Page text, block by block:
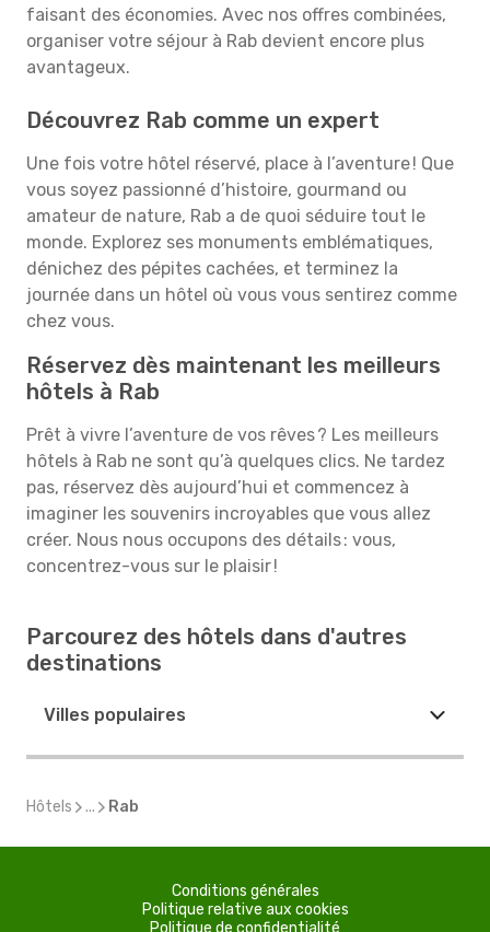
faisant des économies. Avec nos offres combinées,
organiser votre séjour à Rab devient encore plus
avantageux.
Découvrez Rab comme un expert
Une fois votre hôtel réservé, place à l’aventure ! Que
vous soyez passionné d’histoire, gourmand ou
amateur de nature, Rab a de quoi séduire tout le
monde. Explorez ses monuments emblématiques,
dénichez des pépites cachées, et terminez la
journée dans un hôtel où vous vous sentirez comme
chez vous.
Réservez dès maintenant les meilleurs
hôtels à Rab
Prêt à vivre l’aventure de vos rêves ? Les meilleurs
hôtels à Rab ne sont qu’à quelques clics. Ne tardez
pas, réservez dès aujourd’hui et commencez à
imaginer les souvenirs incroyables que vous allez
créer. Nous nous occupons des détails : vous,
concentrez-vous sur le plaisir !
Parcourez des hôtels dans d'autres
destinations
Villes populaires
Hôtels ... Rab
Conditions générales
Politique relative aux cookies
Politique de confidentialité